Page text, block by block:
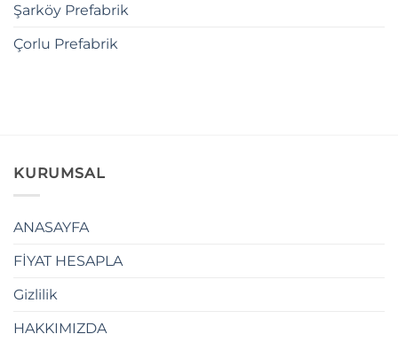
Şarköy Prefabrik
Çorlu Prefabrik
KURUMSAL
ANASAYFA
FİYAT HESAPLA
Gizlilik
HAKKIMIZDA